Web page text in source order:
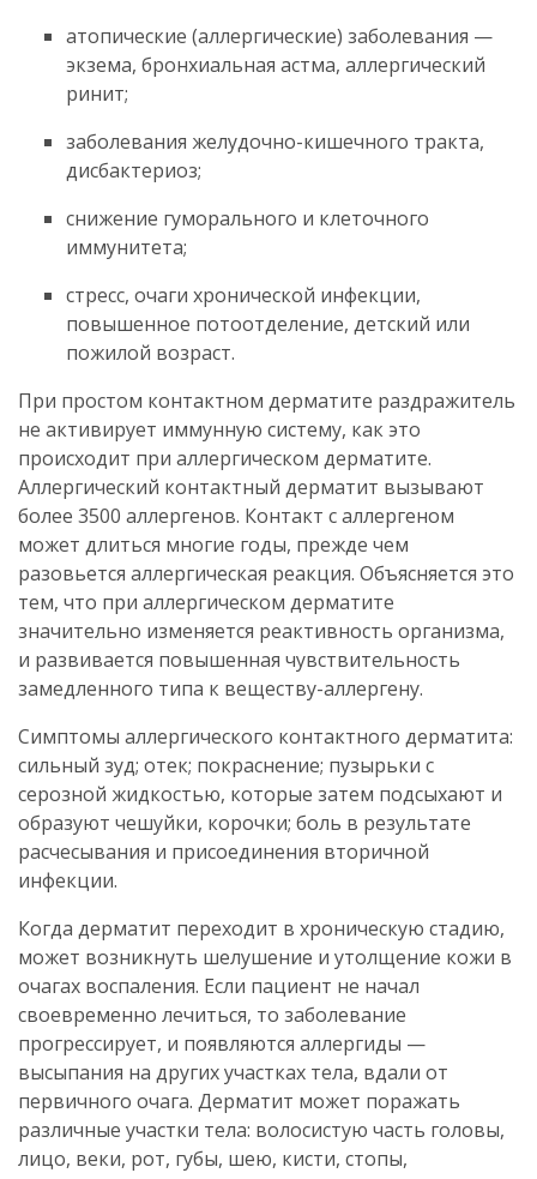
атопические (аллергические) заболевания —
экзема, бронхиальная астма, аллергический
ринит;
заболевания желудочно-кишечного тракта,
дисбактериоз;
снижение гуморального и клеточного
иммунитета;
стресс, очаги хронической инфекции,
повышенное потоотделение, детский или
пожилой возраст.
При простом контактном дерматите раздражитель
не активирует иммунную систему, как это
происходит при аллергическом дерматите.
Аллергический контактный дерматит вызывают
более 3500 аллергенов. Контакт с аллергеном
может длиться многие годы, прежде чем
разовьется аллергическая реакция. Объясняется это
тем, что при аллергическом дерматите
значительно изменяется реактивность организма,
и развивается повышенная чувствительность
замедленного типа к веществу-аллергену.
Симптомы аллергического контактного дерматита:
сильный зуд; отек; покраснение; пузырьки с
серозной жидкостью, которые затем подсыхают и
образуют чешуйки, корочки; боль в результате
расчесывания и присоединения вторичной
инфекции.
Когда дерматит переходит в хроническую стадию,
может возникнуть шелушение и утолщение кожи в
очагах воспаления. Если пациент не начал
своевременно лечиться, то заболевание
прогрессирует, и появляются аллергиды —
высыпания на других участках тела, вдали от
первичного очага. Дерматит может поражать
различные участки тела: волосистую часть головы,
лицо, веки, рот, губы, шею, кисти, стопы,